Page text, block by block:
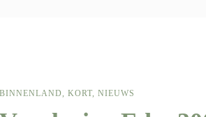
BINNENLAND, KORT, NIEUWS